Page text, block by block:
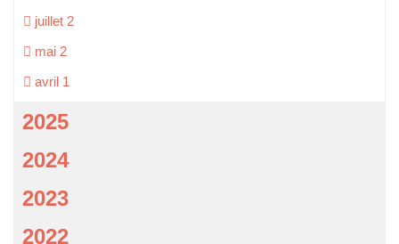
juillet 2
mai 2
avril 1
2025
2024
2023
2022